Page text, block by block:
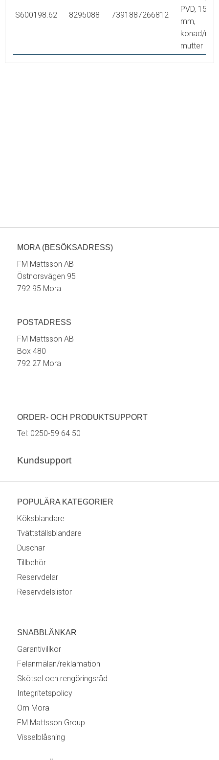
S600198.62 8295088 7391887266812
PVD, 1500
mm,
konad/rund
mutter
MORA (BESÖKSADRESS)
FM Mattsson AB
Östnorsvägen 95
792 95 Mora
POSTADRESS
FM Mattsson AB
Box 480
792 27 Mora
ORDER- OCH PRODUKTSUPPORT
Tel: 0250-59 64 50
Kundsupport
POPULÄRA KATEGORIER
Köksblandare
Tvättställsblandare
Duschar
Tillbehör
Reservdelar
Reservdelslistor
SNABBLÄNKAR
Garantivillkor
Felanmälan/reklamation
Skötsel och rengöringsråd
Integritetspolicy
Om Mora
FM Mattsson Group
Visselblåsning